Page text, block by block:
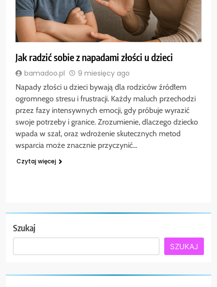
Jak radzić sobie z napadami złości u dzieci
bamadoo.pl 9 miesięcy ago
Napady złości u dzieci bywają dla rodziców źródłem
ogromnego stresu i frustracji. Każdy maluch przechodzi
przez fazy intensywnych emocji, gdy próbuje wyrazić
swoje potrzeby i granice. Zrozumienie, dlaczego dziecko
wpada w szał, oraz wdrożenie skutecznych metod
wsparcia może znacznie przyczynić…
Czytaj więcej
Szukaj
SZUKAJ